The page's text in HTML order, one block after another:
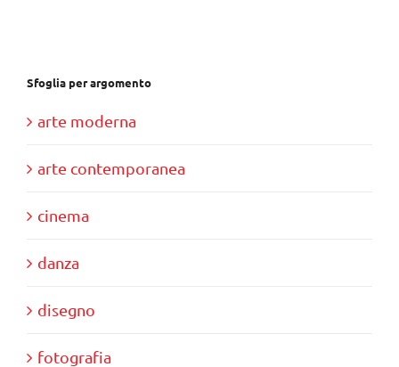
Sfoglia per argomento
arte moderna
arte contemporanea
cinema
danza
disegno
fotografia